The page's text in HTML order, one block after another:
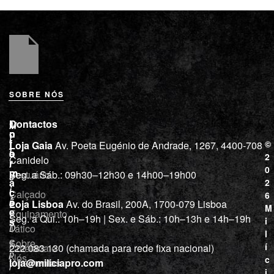
SOBRE NÓS
M
i
l
í
c
i
a
“
D
e
p
r
L
o
j
a
Vestuário
Calçado
Equipamento
Tático
Cutelaria e
ferramentas
I
n
f
o
r
m
a
ç
õ
e
s
Sobre
Nós
Contactos
Loja GaiaAv. Poeta Eugénio de Andrade, 1267, 4400-708
Canidelo
Seg. a Sáb.: 09h30–12h30 e 14h00–19h00
Loja LisboaAv. do Brasil, 200A, 1700-079 Lisboa
Seg. a Qui.: 10h–19h | Sex. e Sáb.: 10h–13h e 14h–19h
222 083 130 (chamada para rede fixa nacional)
loja@miliciapro.com
©
2
0
2
6
M
i
l
í
c